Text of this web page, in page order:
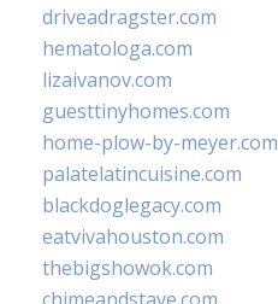
driveadragster.com
hematologa.com
lizaivanov.com
guesttinyhomes.com
home-plow-by-meyer.com
palatelatincuisine.com
blackdoglegacy.com
eatvivahouston.com
thebigshowok.com